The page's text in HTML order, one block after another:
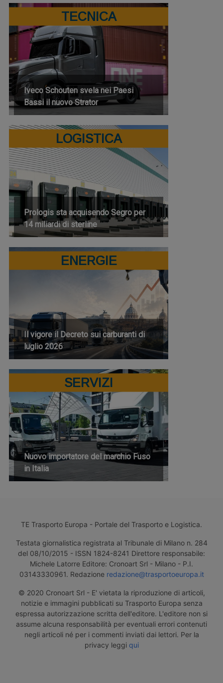
TECNICA
Iveco Schouten svela nei Paesi
Bassi il nuovo Strator
LOGISTICA
Prologis sta acquisendo Segro per
14 miliardi di sterline
ENERGIE
Il vigore il Decreto sui carburanti di
luglio 2026
SERVIZI
Nuovo importatore del marchio Fuso
in Italia
TE Trasporto Europa - Portale del Trasporto e Logistica.
Testata giornalistica registrata al Tribunale di Milano n. 284
del 08/10/2015 - ISSN 1824-8241 Direttore responsabile:
Michele Latorre Editore: Cronoart Srl - Milano - P.I.
03143330961. Redazione redazione@trasportoeuropa.it
© 2020 Cronoart Srl - E' vietata la riproduzione di articoli,
notizie e immagini pubblicati su Trasporto Europa senza
espressa autorizzazione scritta dell'editore. L'editore non si
assume alcuna responsabilità per eventuali errori contenuti
negli articoli né per i commenti inviati dai lettori. Per la
privacy leggi qui